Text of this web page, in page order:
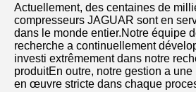
Actuellement, des centaines de
compresseurs JAGUAR sont en
dans le monde entier.Notre équipe
recherche a continuellement
investi extrêmement dans notre
produitEn outre, notre gestion a une
en œuvre stricte dans chaque